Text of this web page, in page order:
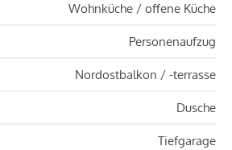
Wohnküche / offene Küche
Personenaufzug
Nordostbalkon / -terrasse
Dusche
Tiefgarage